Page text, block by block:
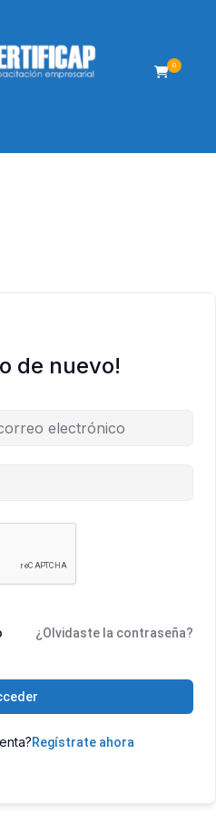
0
de nuevo!
¿Olvidaste la contraseña?
Regístrate ahora